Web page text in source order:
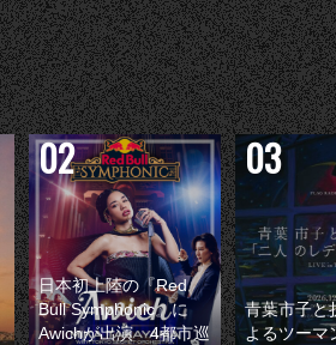
日本初上陸の『Red
Bull Symphonic』に
Awichが出演 4都市巡
青葉市子と
よるツーマ